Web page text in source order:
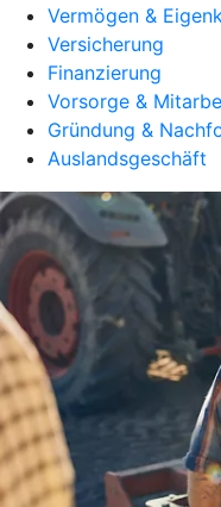
Vermögen &
Versicherung
Finanzierung
Vorsorge &
Gründung &
Auslandsgeschäft